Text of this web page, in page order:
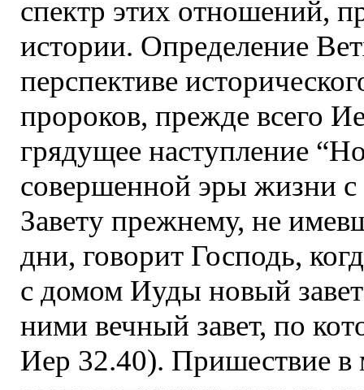
спектр этих отношений,
истории. Определение
перспективе
пророков, прежде всего
грядущее наступление
совершенной эры жизни
Завету прежнему, не
дни, говорит Господь,
с домом Иуды новый
ними вечный завет, по
Иер 32.40). Пришествие в